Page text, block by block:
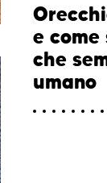
e
che
umano